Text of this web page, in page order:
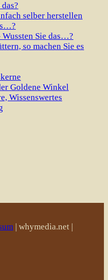
selber herstellen
Wussten Sie das…?
so machen Sie es
Goldene Winkel
Wissenswertes
| whymedia.net |